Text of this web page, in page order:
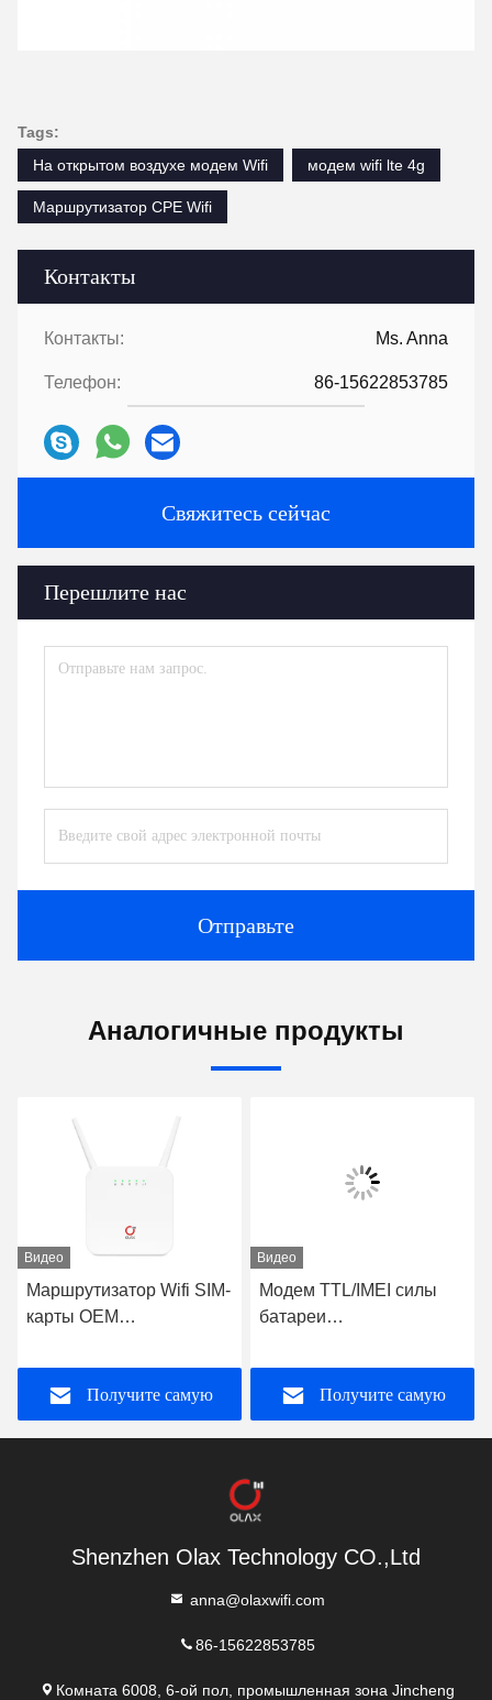
Контакты
Контакты: Ms. Anna
Телефон: 86-15622853785
Свяжитесь сейчас
Перешлите нас
Отправьте
Tags:
На открытом воздухе модем Wifi
модем wifi lte 4g
Маршрутизатор CPE Wifi
Аналогичные продукты
Видео
Маршрутизатор Wifi SIM-
карты OEM
маршрутизатор 4G RJ45
ПЕРЕНОСЯТ OLAX AX6
PRO
Получите самую
Видео
Модем TTL/IMEI силы
батареи
4000mah CPE 4G мини
WiFi OLAX AX6 PRO
Получите самую
Shenzhen Olax Technology CO.,Ltd
anna@olaxwifi.com
86-15622853785
Комната 6008, 6-ой пол, промышленная зона Jincheng